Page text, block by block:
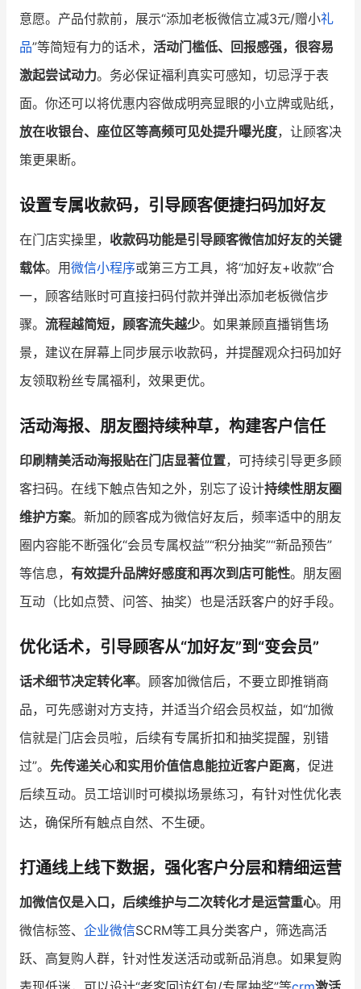
商家社区 社群交流
合作共进
认证服务商 设计服务商
有赞云
意愿。产品付款前，展示“添加老板微信立减3元/赠小礼
品”等简短有力的话术， 活动门槛低、回报感强，很容易
激起尝试动力。务必保证福利真实可感知，切忌浮于表
面。你还可以将优惠内容做成明亮显眼的小立牌或贴纸，
放在收银台、座位区等高频可见处提升曝光度，让顾客决
策更果断。
设置专属收款码，引导顾客便捷扫码加好友
在门店实操里， 收款码功能是引导顾客微信加好友的关键
载体。用微信小程序或第三方工具，将“加好友+收款”合
一，顾客结账时可直接扫码付款并弹出添加老板微信步
骤。 流程越简短，顾客流失越少。如果兼顾直播销售场
景，建议在屏幕上同步展示收款码，并提醒观众扫码加好
友领取粉丝专属福利，效果更优。
活动海报、朋友圈持续种草，构建客户信任
印刷精美活动海报贴在门店显著位置，可持续引导更多顾
客扫码。在线下触点告知之外，别忘了设计持续性朋友圈
维护方案。新加的顾客成为微信好友后，频率适中的朋友
圈内容能不断强化“会员专属权益”“积分抽奖”“新品预告”
等信息， 有效提升品牌好感度和再次到店可能性。朋友圈
互动（比如点赞、问答、抽奖）也是活跃客户的好手段。
优化话术，引导顾客从“加好友”到“变会员”
话术细节决定转化率。顾客加微信后，不要立即推销商
品，可先感谢对方支持，并适当介绍会员权益，如“加微
信就是门店会员啦，后续有专属折扣和抽奖提醒，别错
过”。 先传递关心和实用价值信息能拉近客户距离，促进
后续互动。员工培训时可模拟场景练习，有针对性优化表
达，确保所有触点自然、不生硬。
打通线上线下数据，强化客户分层和精细运营
加微信仅是入口，后续维护与二次转化才是运营重心。用
微信标签、 企业微信SCRM等工具分类客户，筛选高活
跃、高复购人群，针对性发送活动或新品消息。如果复购